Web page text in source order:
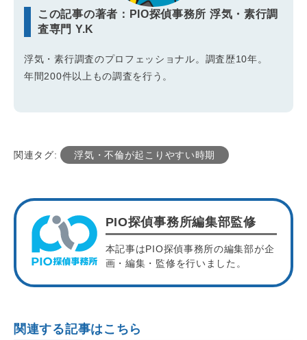
この記事の著者：PIO探偵事務所 浮気・素行調
査専門 Y.K
浮気・素行調査のプロフェッショナル。調査歴10年。
年間200件以上もの調査を行う。
関連タグ: 浮気・不倫が起こりやすい時期
PIO探偵事務所編集部監修
本記事はPIO探偵事務所の編集部が企
画・編集・監修を行いました。
関連する記事はこちら